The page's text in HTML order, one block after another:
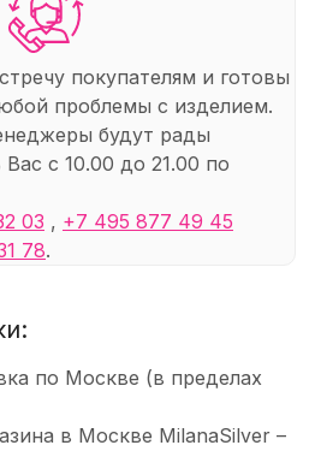
покупателям и готовы
проблемы с изделием.
будут рады
с 10.00 до 21.00 по
03 , +7 495 877 49 45
78.
по Москве (в пределах
в Москве MilanaSilver –